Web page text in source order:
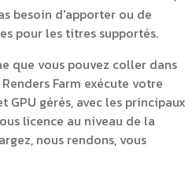
besoin d'apporter ou de
pour les titres supportés.
que vous pouvez coller dans
Farm exécute votre
GPU gérés, avec les principaux
licence au niveau de la
nous rendons, vous